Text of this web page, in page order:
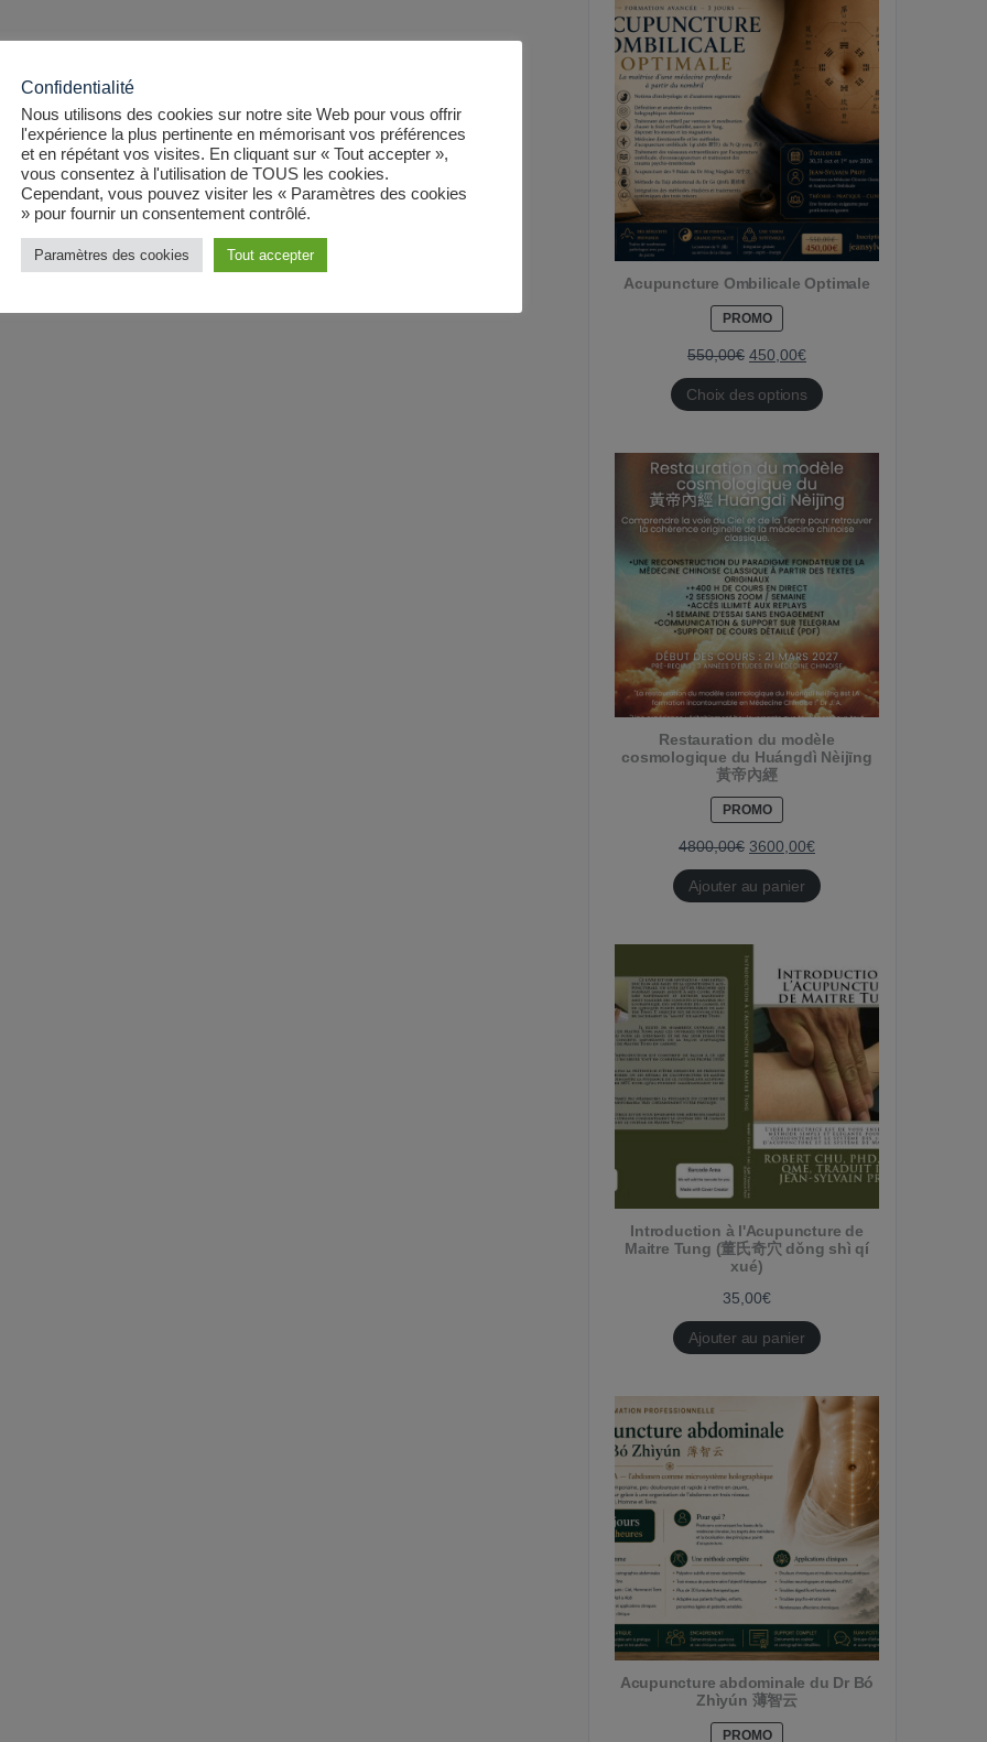
Acupuncture Ombilicale Optimale
PROMOPRODUIT
EN
PROMOTION
550,00€ 450,00€
Choix des options
Restauration du modèle
cosmologique du Huángdì Nèijīng
黃帝內經
PROMOPRODUIT
EN
PROMOTION
4800,00€ 3600,00€
Ajouter au panier
Introduction à l'Acupuncture de
Maitre Tung (董氏奇穴 dǒng shì qí
xué)
35,00€
Ajouter au panier
Acupuncture abdominale du Dr Bó
Zhìyún 薄智云
PROMOPRODUIT
Confidentialité
Nous utilisons des cookies sur notre site Web pour vous offrir
l'expérience la plus pertinente en mémorisant vos préférences
et en répétant vos visites. En cliquant sur « Tout accepter »,
vous consentez à l'utilisation de TOUS les cookies.
Cependant, vous pouvez visiter les « Paramètres des cookies
» pour fournir un consentement contrôlé.
Paramètres des cookies Tout accepter